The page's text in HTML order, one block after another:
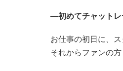
―初めてチャットレ
お仕事の初日に、
それからファンの